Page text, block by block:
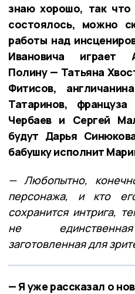
знаю хорошо, так что
состоялось, можно
работы над
Ивановича играет
Полину — Татьяна
Фитисов,
Татаринов,
Чербаев и Сергей
будут Дарья
бабушку исполнит
— Любопытно,
персонажа, и кто
сохранится интрига,
не
заготовленная для
— Я уже рассказал о